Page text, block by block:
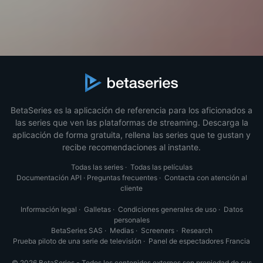
BetaSeries es la aplicación de referencia para los aficionados a
las series que ven las plataformas de streaming. Descarga la
aplicación de forma gratuita, rellena las series que te gustan y
recibe recomendaciones al instante.
Todas las series· Todas las películas
Documentación API · Preguntas frecuentes· Contacta con atención al
cliente
Información legal · Galletas· Condiciones generales de uso· Datos
personales
BetaSeries SAS · Medias· Screeners· Research
Prueba piloto de una serie de televisión · Panel de espectadores Francia